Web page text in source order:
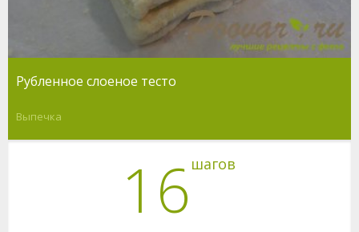
Рубленное слоеное тесто
Выпечка
16 шагов